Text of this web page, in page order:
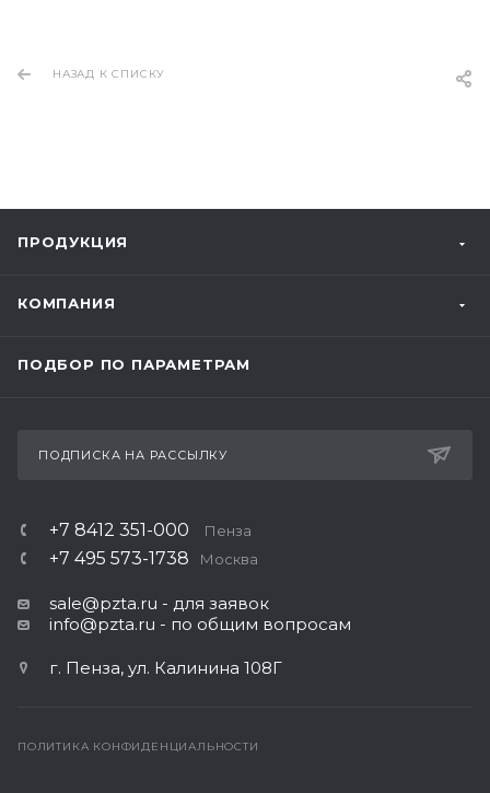
НАЗАД К СПИСКУ
ПРОДУКЦИЯ
КОМПАНИЯ
ПОДБОР ПО ПАРАМЕТРАМ
ПОДПИСКА НА РАССЫЛКУ
+7 8412 351-000 Пенза
+7 495 573-1738 Москва
sale@pzta.ru - для заявок
info@pzta.ru - по общим вопросам
г. Пенза, ул. Калинина 108Г
ПОЛИТИКА КОНФИДЕНЦИАЛЬНОСТИ